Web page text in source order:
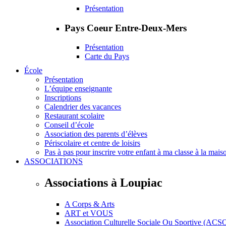
Présentation
Pays Coeur Entre-Deux-Mers
Présentation
Carte du Pays
École
Présentation
L’équipe enseignante
Inscriptions
Calendrier des vacances
Restaurant scolaire
Conseil d’école
Association des parents d’élèves
Périscolaire et centre de loisirs
Pas à pas pour inscrire votre enfant à ma classe à la
ASSOCIATIONS
Associations à Loupiac
A Corps & Arts
ART et VOUS
Association Culturelle Sociale Ou Sportive